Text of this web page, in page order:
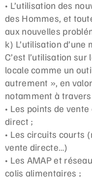
• L’utilisation des
des Hommes, et
aux nouvelles
k) L’utilisation d’une
C’est l’utilisation
locale comme un
autrement », en
notamment à
• Les points de
direct ;
• Les circuits courts
vente directe…)
• Les AMAP et
colis alimentaires ;